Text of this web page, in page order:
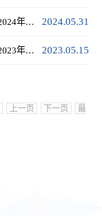
河北科技大学澳联大信息工程学院2024年招生简章 2024.05.31
河北科技大学澳联大信息工程学院2023年招生简章 2023.05.15
上一页 下一页
最